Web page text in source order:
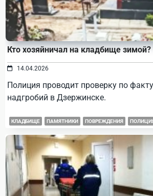
Кто хозяйничал на кладбище зимой?
14.04.2026
Полиция проводит проверку по
надгробий в Дзержинске.
КЛАДБИЩЕ ПАМЯТНИКИ ПОВРЕЖДЕНИЯ